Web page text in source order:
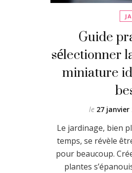
Guide
sélectionner
miniature
le 27 janvier
Le jardinage, bien
temps, se révèle
pour beaucoup.
plantes